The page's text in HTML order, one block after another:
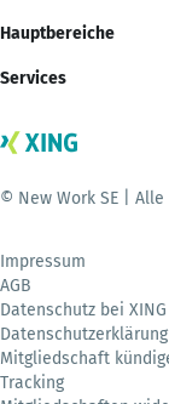
Hauptbereiche
Services
© New Work SE |
Impressum
AGB
Datenschutz bei XING
Datenschutzerklärung
Mitgliedschaft
Tracking